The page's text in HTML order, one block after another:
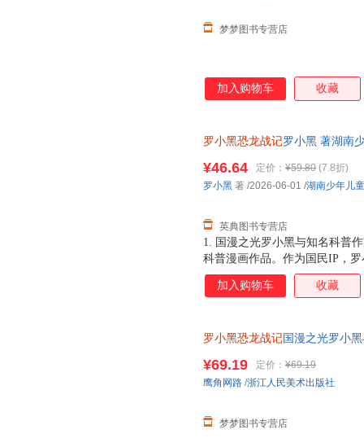
梦梦图书专营店
加入购物车 收藏
罗小黑恐龙战记罗小黑 著湖南
1. 国漫之光罗小黑与知名科普
科普漫画作品。作为国民IP，
动画于2011年开始播放，B站
3.15亿票房，同名漫画书2015
得主，中国古生物学会科普工
共20种恐龙的100+知识，兼具
越进恐龙世界，与这些史前巨
¥46.64 定价： ¥59.80 (7.8折)
英典图书专营店
罗小黑 著 /2026-06-01 /湖南少年儿
加入购物车 收藏
罗小黑恐龙战记 国漫之光罗小
¥69.19 定价： ¥69.19
梦梦图书专营店
鹰角网路 /浙江人民美术出版社